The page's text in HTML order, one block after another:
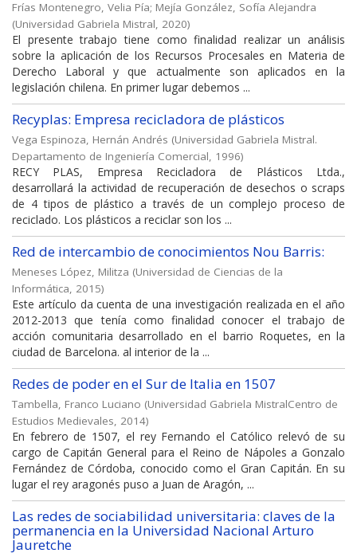
Frías Montenegro, Velia Pía; Mejía González, Sofía Alejandra
(Universidad Gabriela Mistral, 2020)
El presente trabajo tiene como finalidad realizar un análisis
sobre la aplicación de los Recursos Procesales en Materia de
Derecho Laboral y que actualmente son aplicados en la
legislación chilena. En primer lugar debemos ...
Recyplas: Empresa recicladora de plásticos
Vega Espinoza, Hernán Andrés (Universidad Gabriela Mistral.
Departamento de Ingeniería Comercial, 1996)
RECY PLAS, Empresa Recicladora de Plásticos Ltda.,
desarrollará la actividad de recuperación de desechos o scraps
de 4 tipos de plástico a través de un complejo proceso de
reciclado. Los plásticos a reciclar son los ...
Red de intercambio de conocimientos Nou Barris:
Meneses López, Militza (Universidad de Ciencias de la
Informática, 2015)
Este artículo da cuenta de una investigación realizada en el año
2012-2013 que tenía como finalidad conocer el trabajo de
acción comunitaria desarrollado en el barrio Roquetes, en la
ciudad de Barcelona. al interior de la ...
Redes de poder en el Sur de Italia en 1507
Tambella, Franco Luciano (Universidad Gabriela MistralCentro de
Estudios Medievales, 2014)
En febrero de 1507, el rey Fernando el Católico relevó de su
cargo de Capitán General para el Reino de Nápoles a Gonzalo
Fernández de Córdoba, conocido como el Gran Capitán. En su
lugar el rey aragonés puso a Juan de Aragón, ...
Las redes de sociabilidad universitaria: claves de la
permanencia en la Universidad Nacional Arturo
Jauretche